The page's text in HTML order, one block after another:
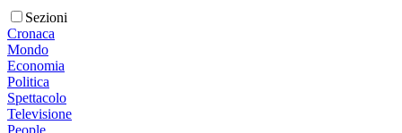
Sezioni
Cronaca
Mondo
Economia
Politica
Spettacolo
Televisione
People